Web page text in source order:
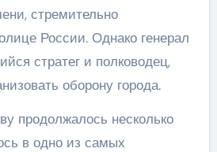
стремительно
России. Однако генерал
стратег и полководец,
оборону города.
продолжалось несколько
в одно из самых